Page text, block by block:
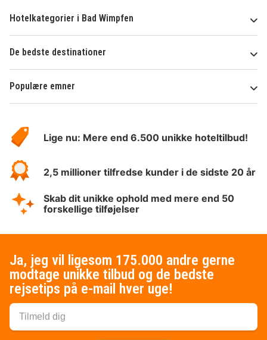
Hotelkategorier i Bad Wimpfen
De bedste destinationer
Populære emner
HotelSpecials
Lige nu: Mere end 6.500 unikke hoteltilbud!
2,5 millioner tilfredse kunder i de sidste 20 år
Skab dit unikke ophold med mere end 50
forskellige tilføjelser
Ja, jeg vil ligesom 175.000 andre gerne
modtage unikke tilbud og de bedste
rejsetips på e-mail hver uge!